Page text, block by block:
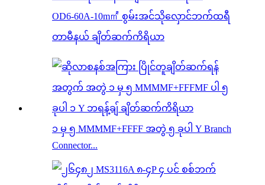
OD6-60A-10m㎡ စွမ်းအင်သိုလှောင်ဘက်ထရီ
တာမီနယ် ချိတ်ဆက်ကိရိယာ
၁ မှ ၅ MMMMF+FFFF အတွဲ ၅ ခုပါ Y Branch
Connector...